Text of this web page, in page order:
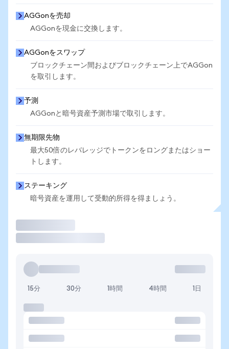
AGGonを売却
AGGonを現金に交換します。
AGGonをスワップ
ブロックチェーン間およびブロックチェーン上でAGGon
を取引します。
予測
AGGonと暗号資産予測市場で取引します。
無期限先物
最大50倍のレバレッジでトークンをロングまたはショー
トします。
ステーキング
暗号資産を運用して受動的所得を得ましょう。
15分 30分 1時間 4時間 1日